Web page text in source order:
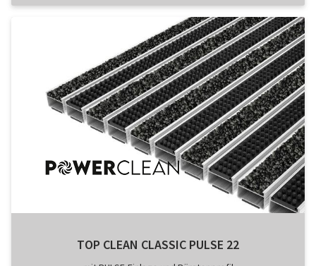
TOP CLEAN CLASSIC PULSE 22